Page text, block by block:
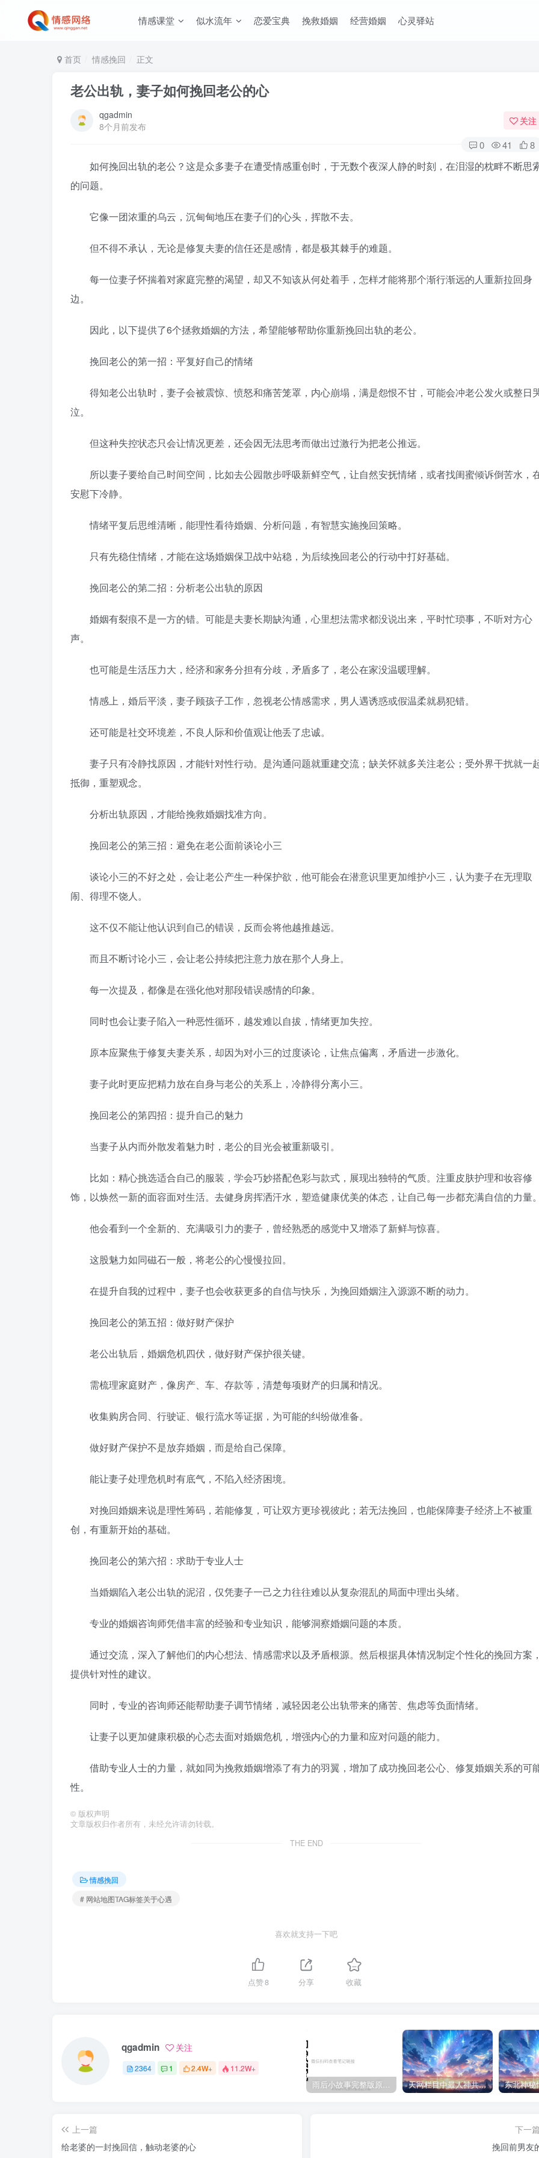
情感课堂 似水流年 恋爱宝典 挽救婚姻 经营婚姻 心灵驿站
首页 情感挽回 正文
老公出轨，妻子如何挽回老公的心
qgadmin
8个月前发布
关注
0 41 8
如何挽回出轨的老公？这是众多妻子在遭受情感重创时，于无数个夜深人静的时刻，在泪湿的枕畔不断思
的问题。
它像一团浓重的乌云，沉甸甸地压在妻子们的心头，挥散不去。
但不得不承认，无论是修复夫妻的信任还是感情，都是极其棘手的难题。
每一位妻子怀揣着对家庭完整的渴望，却又不知该从何处着手，怎样才能将那个渐行渐远的人重新拉回身
边。
因此，以下提供了6个拯救婚姻的方法，希望能够帮助你重新挽回出轨的老公。
挽回老公的第一招：平复好自己的情绪
得知老公出轨时，妻子会被震惊、愤怒和痛苦笼罩，内心崩塌，满是怨恨不甘，可能会冲老公发火或整日
泣。
但这种失控状态只会让情况更差，还会因无法思考而做出过激行为把老公推远。
所以妻子要给自己时间空间，比如去公园散步呼吸新鲜空气，让自然安抚情绪，或者找闺蜜倾诉倒苦水，
安慰下冷静。
情绪平复后思维清晰，能理性看待婚姻、分析问题，有智慧实施挽回策略。
只有先稳住情绪，才能在这场婚姻保卫战中站稳，为后续挽回老公的行动中打好基础。
挽回老公的第二招：分析老公出轨的原因
婚姻有裂痕不是一方的错。可能是夫妻长期缺沟通，心里想法需求都没说出来，平时忙琐事，不听对方心
声。
也可能是生活压力大，经济和家务分担有分歧，矛盾多了，老公在家没温暖理解。
情感上，婚后平淡，妻子顾孩子工作，忽视老公情感需求，男人遇诱惑或假温柔就易犯错。
还可能是社交环境差，不良人际和价值观让他丢了忠诚。
妻子只有冷静找原因，才能针对性行动。是沟通问题就重建交流；缺关怀就多关注老公；受外界干扰就一
抵御，重塑观念。
分析出轨原因，才能给挽救婚姻找准方向。
挽回老公的第三招：避免在老公面前谈论小三
谈论小三的不好之处，会让老公产生一种保护欲，他可能会在潜意识里更加维护小三，认为妻子在无理取
闹、得理不饶人。
这不仅不能让他认识到自己的错误，反而会将他越推越远。
而且不断讨论小三，会让老公持续把注意力放在那个人身上。
每一次提及，都像是在强化他对那段错误感情的印象。
同时也会让妻子陷入一种恶性循环，越发难以自拔，情绪更加失控。
原本应聚焦于修复夫妻关系，却因为对小三的过度谈论，让焦点偏离，矛盾进一步激化。
妻子此时更应把精力放在自身与老公的关系上，冷静得分离小三。
挽回老公的第四招：提升自己的魅力
当妻子从内而外散发着魅力时，老公的目光会被重新吸引。
比如：精心挑选适合自己的服装，学会巧妙搭配色彩与款式，展现出独特的气质。注重皮肤护理和妆容修
饰，以焕然一新的面容面对生活。去健身房挥洒汗水，塑造健康优美的体态，让自己每一步都充满自信的力量
他会看到一个全新的、充满吸引力的妻子，曾经熟悉的感觉中又增添了新鲜与惊喜。
这股魅力如同磁石一般，将老公的心慢慢拉回。
在提升自我的过程中，妻子也会收获更多的自信与快乐，为挽回婚姻注入源源不断的动力。
挽回老公的第五招：做好财产保护
老公出轨后，婚姻危机四伏，做好财产保护很关键。
需梳理家庭财产，像房产、车、存款等，清楚每项财产的归属和情况。
收集购房合同、行驶证、银行流水等证据，为可能的纠纷做准备。
做好财产保护不是放弃婚姻，而是给自己保障。
能让妻子处理危机时有底气，不陷入经济困境。
对挽回婚姻来说是理性筹码，若能修复，可让双方更珍视彼此；若无法挽回，也能保障妻子经济上不被重
创，有重新开始的基础。
挽回老公的第六招：求助于专业人士
当婚姻陷入老公出轨的泥沼，仅凭妻子一己之力往往难以从复杂混乱的局面中理出头绪。
专业的婚姻咨询师凭借丰富的经验和专业知识，能够洞察婚姻问题的本质。
通过交流，深入了解他们的内心想法、情感需求以及矛盾根源。然后根据具体情况制定个性化的挽回方案
提供针对性的建议。
同时，专业的咨询师还能帮助妻子调节情绪，减轻因老公出轨带来的痛苦、焦虑等负面情绪。
让妻子以更加健康积极的心态去面对婚姻危机，增强内心的力量和应对问题的能力。
借助专业人士的力量，就如同为挽救婚姻增添了有力的羽翼，增加了成功挽回老公心、修复婚姻关系的可
性。
© 版权声明
文章版权归作者所有，未经允许请勿转载。
THE END
情感挽回
# 网站地图TAG标签关于心遇
喜欢就支持一下吧
点赞8 分享 收藏
qgadmin 关注
2364 1 2.4W+ 11.2W+
雨后小故事完整版原片动态图（图+文字解说版） 天网栏目中最人神共愤的一期《消失的夫妻》
上一篇
给老婆的一封挽回信，触动老婆的心
下一
挽回前男友